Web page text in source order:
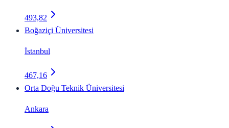
493,82
Boğaziçi Üniversitesi
İstanbul
467,16
Orta Doğu Teknik Üniversitesi
Ankara